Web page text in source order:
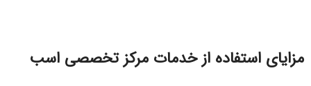
مزایای استفاده از خدمات مرکز تخصصی اسب